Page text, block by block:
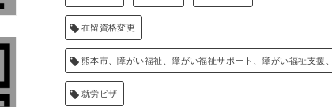
在留資格変更
熊本市、障がい福祉、障がい福祉サポート、障がい福祉支援
就労ビザ